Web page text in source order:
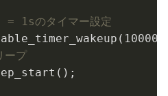
1sのタイマー設定
プ